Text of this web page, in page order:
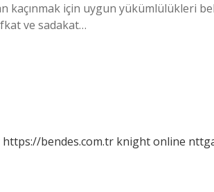
kaçınmak için uygun yükümlülükleri
ve sadakat…
https://bendes.com.tr knight online